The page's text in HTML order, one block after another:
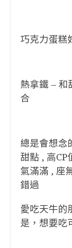
巧克力蛋糕
熱拿鐵 – 和
合
總是會想念
甜點 , 高CP
氣滿滿 , 座
錯過
愛吃天牛的
是，想要吃